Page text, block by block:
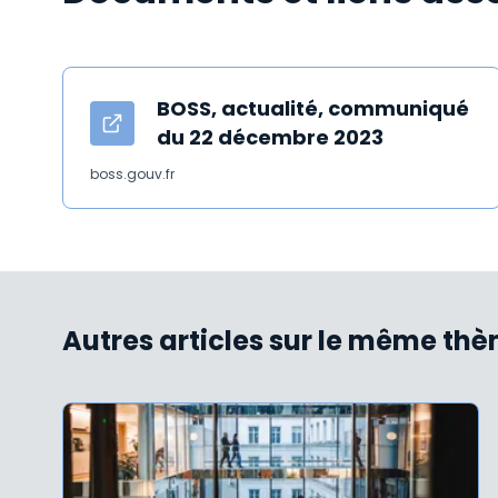
BOSS, actualité, communiqué
du 22 décembre 2023
boss.gouv.fr
Autres articles sur le même